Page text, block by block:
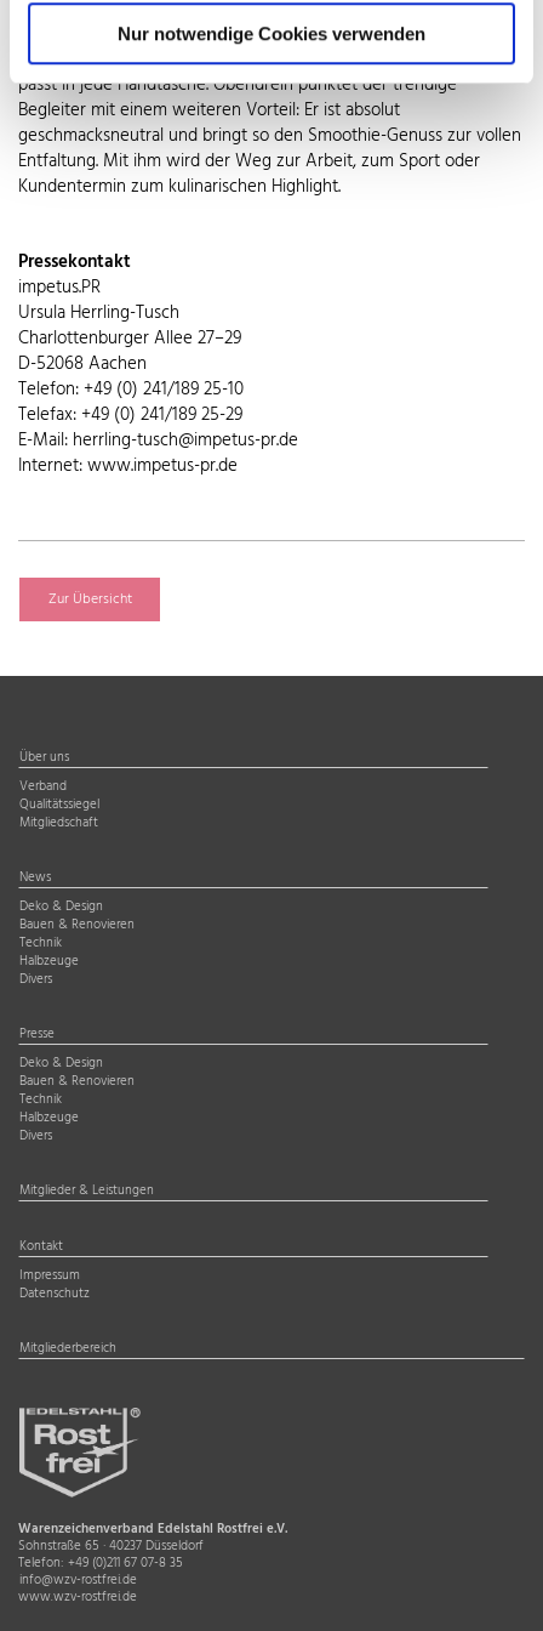
Nur notwendige Cookies verwenden
Trendbewusste auch unterwegs für ein fruchtiges Vergnügen und
komfortablen Trinkgenuss. Ergonomisch geformt und mit
rutschfesten Manschetten unterstreicht er den Trinkkomfort und
passt in jede Handtasche. Obendrein punktet der trendige
Begleiter mit einem weiteren Vorteil: Er ist absolut
geschmacksneutral und bringt so den Smoothie-Genuss zur vollen
Entfaltung. Mit ihm wird der Weg zur Arbeit, zum Sport oder
Kundentermin zum kulinarischen Highlight.
Pressekontakt
impetus.PR
Ursula Herrling-Tusch
Charlottenburger Allee 27–29
D-52068 Aachen
Telefon: +49 (0) 241/189 25-10
Telefax: +49 (0) 241/189 25-29
E-Mail: herrling-tusch@impetus-pr.de
Internet: www.impetus-pr.de
Zur Übersicht
Über uns
Verband
Qualitätssiegel
Mitgliedschaft
News
Deko & Design
Bauen & Renovieren
Technik
Halbzeuge
Divers
Presse
Deko & Design
Bauen & Renovieren
Technik
Halbzeuge
Divers
Mitglieder & Leistungen
Kontakt
Impressum
Datenschutz
Mitgliederbereich
Warenzeichenverband Edelstahl Rostfrei e.V.
Sohnstraße 65 · 40237 Düsseldorf
Telefon: +49 (0)211 67 07-8 35
info@wzv-rostfrei.de
www.wzv-rostfrei.de